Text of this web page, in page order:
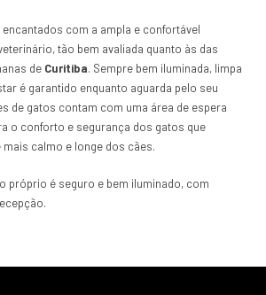
com a ampla e confortável
tão bem avaliada quanto às das
de Curitiba. Sempre bem iluminada, limpa
é garantido enquanto aguarda pelo seu
de gatos contam com uma área de espera
o conforto e segurança dos gatos que
calmo e longe dos cães.
próprio é seguro e bem iluminado, com